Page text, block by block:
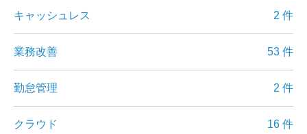
キャッシュレス 2 件
業務改善 53 件
勤怠管理 2 件
クラウド 16 件